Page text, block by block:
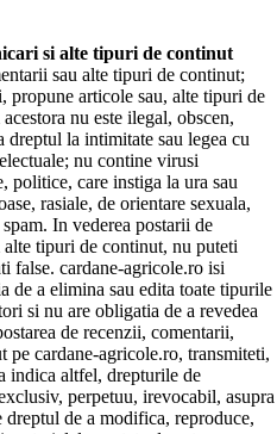
si alte tipuri de continut
sau alte tipuri de continut;
propune articole sau, alte tipuri de
nu este ilegal, obscen,
dreptul la intimitate sau legea cu
nu contine virusi
politice, care instiga la ura sau
rasiale, de orientare sexuala,
In vederea postarii de
tipuri de continut, nu puteti
false. cardane-agricole.ro isi
de a elimina sau edita toate tipurile
si nu are obligatia de a revedea
de recenzii, comentarii,
cardane-agricole.ro, transmiteti,
indica altfel, drepturile de
perpetuu, irevocabil, asupra
dreptul de a modifica, reproduce,